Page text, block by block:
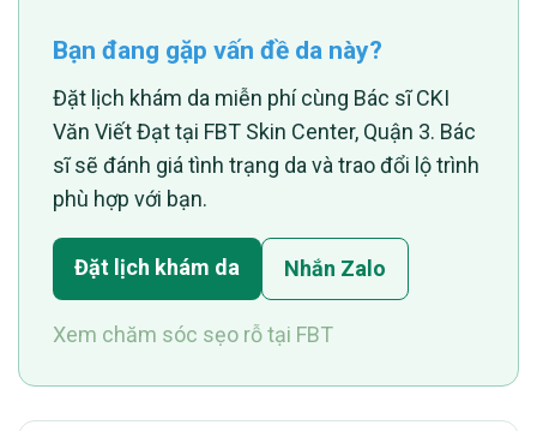
Bạn đang gặp vấn đề da này?
Đặt lịch khám da miễn phí cùng Bác sĩ CKI
Văn Viết Đạt tại FBT Skin Center, Quận 3. Bác
sĩ sẽ đánh giá tình trạng da và trao đổi lộ trình
phù hợp với bạn.
Đặt lịch khám da Nhắn Zalo
Xem chăm sóc sẹo rỗ tại FBT